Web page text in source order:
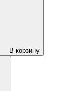
В корзину